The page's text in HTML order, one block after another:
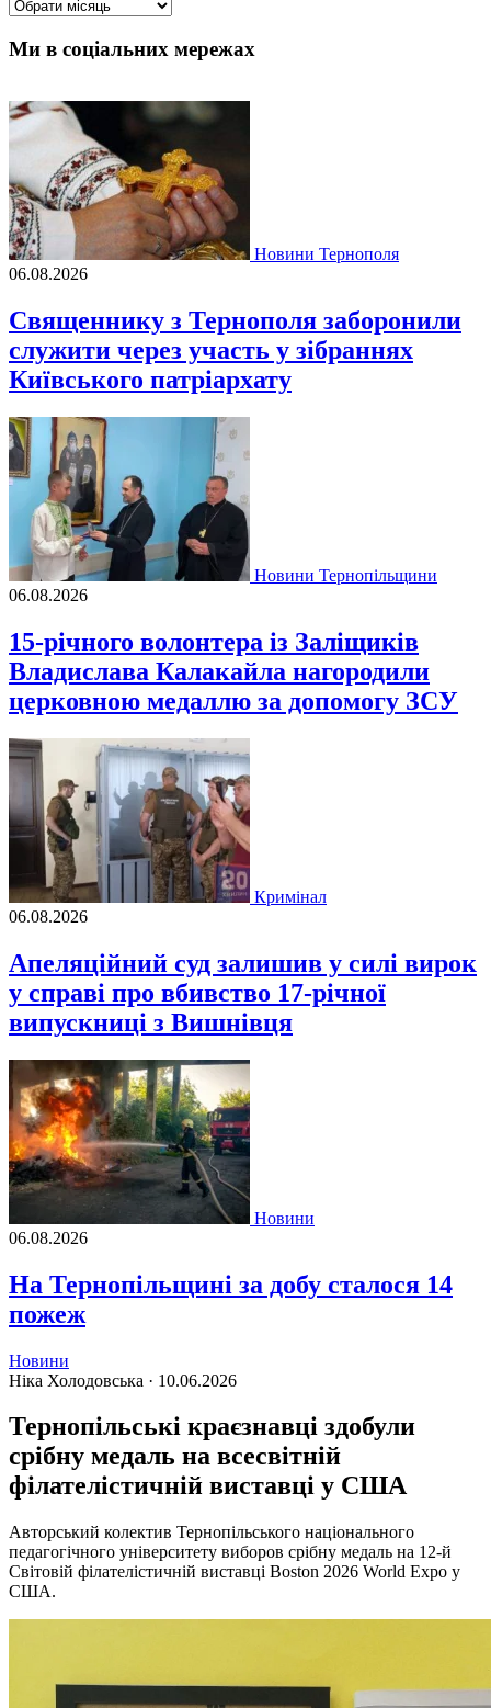
Ми в соціальних мережах
Новини Тернополя
06.08.2026
Священнику з Тернополя заборонили
служити через участь у зібраннях
Київського патріархату
Новини Тернопільщини
06.08.2026
15-річного волонтера із Заліщиків
Владислава Калакайла нагородили
церковною медаллю за допомогу ЗСУ
Кримінал
06.08.2026
Апеляційний суд залишив у силі вирок
у справі про вбивство 17-річної
випускниці з Вишнівця
Новини
06.08.2026
На Тернопільщині за добу сталося 14
пожеж
Новини
Ніка Холодовська · 10.06.2026
Тернопільські краєзнавці здобули
срібну медаль на всесвітній
філателістичній виставці у США
Авторський колектив Тернопільського національного
педагогічного університету виборов срібну медаль на 12-й
Світовій філателістичній виставці Boston 2026 World Expo у
США.